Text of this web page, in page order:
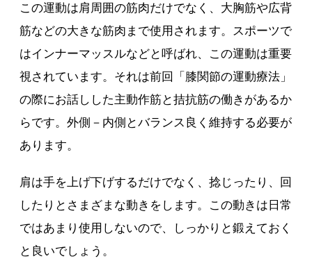
この運動は肩周囲の筋肉だけでなく、大胸筋や広背
筋などの大きな筋肉まで使用されます。スポーツで
はインナーマッスルなどと呼ばれ、この運動は重要
視されています。それは前回「膝関節の運動療法」
の際にお話しした主動作筋と拮抗筋の働きがあるか
らです。外側－内側とバランス良く維持する必要が
あります。
肩は手を上げ下げするだけでなく、捻じったり、回
したりとさまざまな動きをします。この動きは日常
ではあまり使用しないので、しっかりと鍛えておく
と良いでしょう。